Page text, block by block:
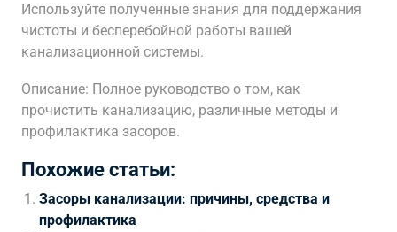
Используйте полученные знания для поддержания
чистоты и бесперебойной работы вашей
канализационной системы.
Описание: Полное руководство о том, как
прочистить канализацию, различные методы и
профилактика засоров.
Похожие статьи:
Засоры канализации: причины, средства и
профилактика